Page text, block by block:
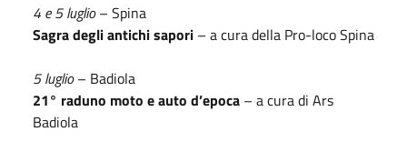
4 e 5 luglio– Spina
Sagra degli antichi sapori – a cura della Pro-loco Spina
5 luglio– Badiola
21° raduno moto e auto d’epoca – a cura di Ars
Badiola